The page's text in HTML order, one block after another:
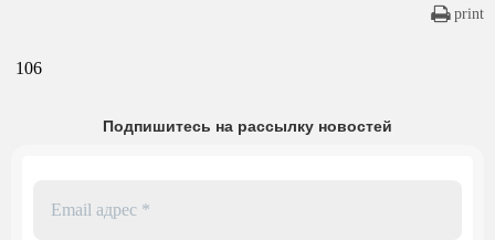
print
106
Подпишитесь на рассылку новостей